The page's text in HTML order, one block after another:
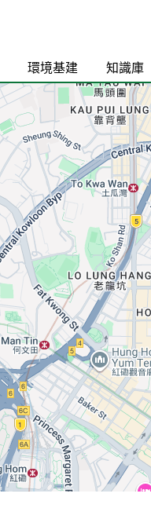
環境基建 知識庫